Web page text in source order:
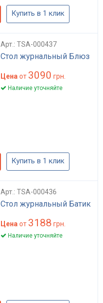
Купить в 1 клик
Арт.: TSA-000437
Стол журнальный Блюз
Цена от 3090 грн.
Наличие уточняйте
Купить в 1 клик
Арт.: TSA-000436
Стол журнальный Батик
Цена от 3188 грн.
Наличие уточняйте